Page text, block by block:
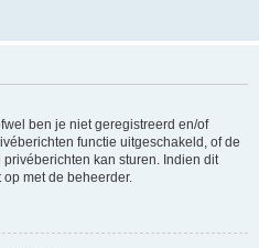
ben je niet geregistreerd en/of
functie uitgeschakeld, of de
kan sturen. Indien dit
op met de beheerder.